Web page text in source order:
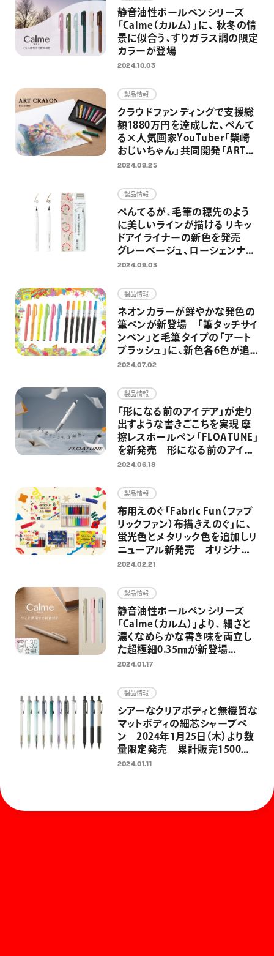
静音油性ボールペンシリーズ
「Calme（カルム）」に、 秋冬の情
景に似合う、すりガラス調の限定
カラーが登場
2024.10.03
製品情報
クラウドファンディングで支援総
額1880万円を達成した、ぺんて
る×人気画家YouTuber「柴崎
おじいちゃん」共同開発「ART
CRAYON（アートクレヨン）」を一
く大人のためのアートワークショ
ップも開催
2024.09.25
製品情報
ぺんてるが、毛筆の穂先のよう
に美しいラインが描ける リキッ
ドアイライナーの新色を発売
グレーベージュ、ローシェンナの
2色を追加し全5色展開に
2024.09.03
製品情報
ネオンカラーが鮮やかな発色の
筆ペンが新登場 「筆タッチサイ
ンペン」と毛筆タイプの「アート
ブラッシュ」に、新色各6色が追
加
2024.07.02
製品情報
「形になる前のアイデア」が走り
出すような書きごこちを実現 摩
擦レスボールペン「FLOATUNE」
を新発売 形になる前のアイデ
アとメモに関する1000名意識調
2024.06.18
製品情報
布用えのぐ「Fabric Fun（ファブ
リックファン）布描きえのぐ」に、
蛍光色とメタリック色を追加しリ
ニューアル新発売 オリジナル
グッズ制作を気軽に楽しめる
2024.02.21
製品情報
静音油性ボールペンシリーズ
「Calme（カルム）」より、 細さと
濃くなめらかな書き味を両立し
た超極細0.35㎜が新登場
0.5/0.7㎜の3色ボールペン限定
発売開始
2024.01.17
製品情報
シアーなクリアボディと無機質な
マットボディの細芯シャープペ
ン 2024年1月25日（木）より数
量限定発売 累計販売1500万
本の折れないシャープペン「オ
2024.01.11